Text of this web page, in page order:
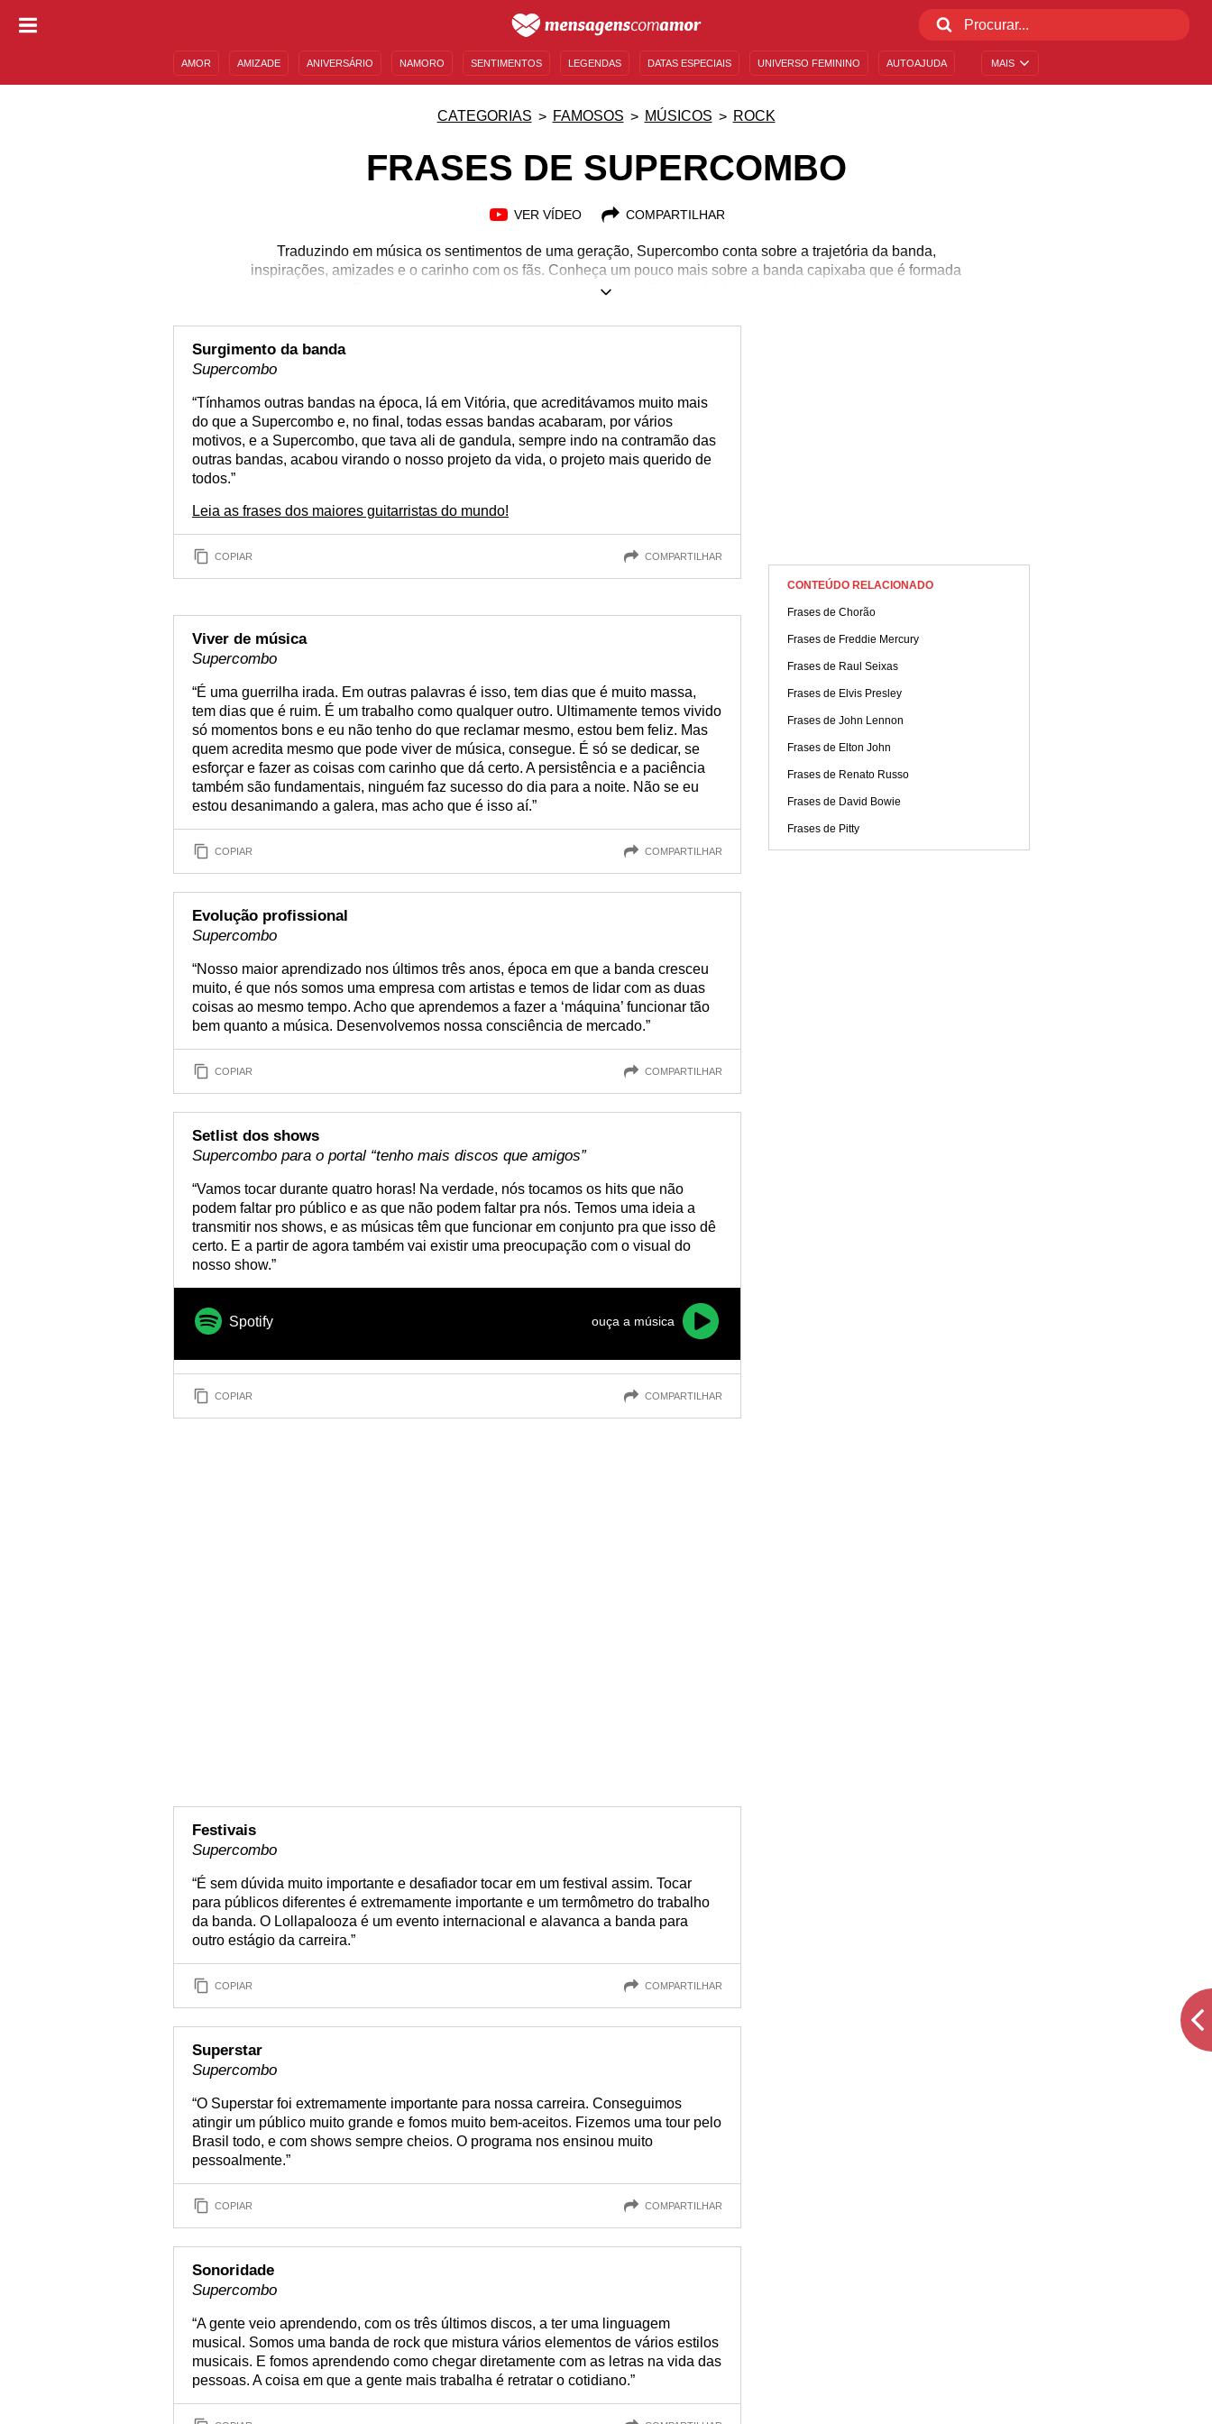
MAIS
AMOR AMIZADE ANIVERSÁRIO NAMORO SENTIMENTOS LEGENDAS DATAS ESPECIAIS UNIVERSO FEMININO AUTOAJUDA
CATEGORIAS FAMOSOS MÚSICOS ROCK
FRASES DE SUPERCOMBO
VER VÍDEO COMPARTILHAR
Traduzindo em música os sentimentos de uma geração, Supercombo conta sobre a trajetória da banda,
inspirações, amizades e o carinho com os fãs. Conheça um pouco mais sobre a banda capixaba que é formada
por 5 integrantes que exploram uma mistura de estilos musicais na cena independente.
Surgimento da banda
Supercombo
“Tínhamos outras bandas na época, lá em Vitória, que acreditávamos muito mais
do que a Supercombo e, no final, todas essas bandas acabaram, por vários
motivos, e a Supercombo, que tava ali de gandula, sempre indo na contramão das
outras bandas, acabou virando o nosso projeto da vida, o projeto mais querido de
todos.”
Leia as frases dos maiores guitarristas do mundo!
COPIAR COMPARTILHAR
Viver de música
Supercombo
“É uma guerrilha irada. Em outras palavras é isso, tem dias que é muito massa,
tem dias que é ruim. É um trabalho como qualquer outro. Ultimamente temos vivido
só momentos bons e eu não tenho do que reclamar mesmo, estou bem feliz. Mas
quem acredita mesmo que pode viver de música, consegue. É só se dedicar, se
esforçar e fazer as coisas com carinho que dá certo. A persistência e a paciência
também são fundamentais, ninguém faz sucesso do dia para a noite. Não se eu
estou desanimando a galera, mas acho que é isso aí.”
COPIAR COMPARTILHAR
Evolução profissional
Supercombo
“Nosso maior aprendizado nos últimos três anos, época em que a banda cresceu
muito, é que nós somos uma empresa com artistas e temos de lidar com as duas
coisas ao mesmo tempo. Acho que aprendemos a fazer a ‘máquina’ funcionar tão
bem quanto a música. Desenvolvemos nossa consciência de mercado.”
COPIAR COMPARTILHAR
Setlist dos shows
Supercombo para o portal “tenho mais discos que amigos”
“Vamos tocar durante quatro horas! Na verdade, nós tocamos os hits que não
podem faltar pro público e as que não podem faltar pra nós. Temos uma ideia a
transmitir nos shows, e as músicas têm que funcionar em conjunto pra que isso dê
certo. E a partir de agora também vai existir uma preocupação com o visual do
nosso show.”
Spotify ouça a música
COPIAR COMPARTILHAR
Festivais
Supercombo
“É sem dúvida muito importante e desafiador tocar em um festival assim. Tocar
para públicos diferentes é extremamente importante e um termômetro do trabalho
da banda. O Lollapalooza é um evento internacional e alavanca a banda para
outro estágio da carreira.”
COPIAR COMPARTILHAR
Superstar
Supercombo
“O Superstar foi extremamente importante para nossa carreira. Conseguimos
atingir um público muito grande e fomos muito bem-aceitos. Fizemos uma tour pelo
Brasil todo, e com shows sempre cheios. O programa nos ensinou muito
pessoalmente.”
COPIAR COMPARTILHAR
Sonoridade
Supercombo
“A gente veio aprendendo, com os três últimos discos, a ter uma linguagem
musical. Somos uma banda de rock que mistura vários elementos de vários estilos
musicais. E fomos aprendendo como chegar diretamente com as letras na vida das
pessoas. A coisa em que a gente mais trabalha é retratar o cotidiano.”
CONTEÚDO RELACIONADO
Frases de Chorão
Frases de Freddie Mercury
Frases de Raul Seixas
Frases de Elvis Presley
Frases de John Lennon
Frases de Elton John
Frases de Renato Russo
Frases de David Bowie
Frases de Pitty